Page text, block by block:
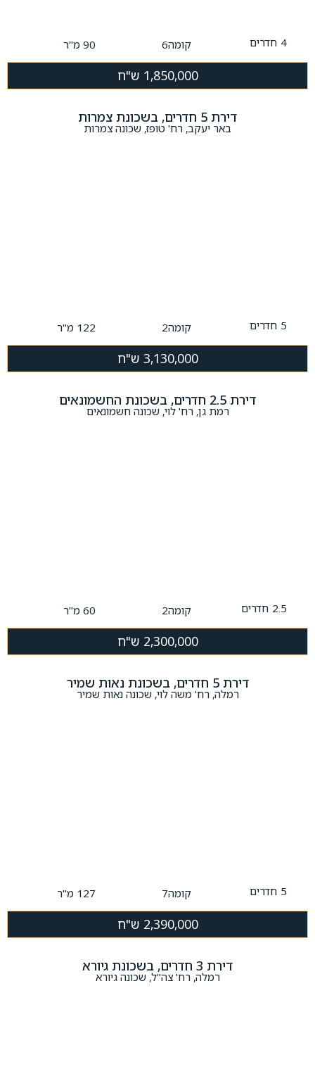
4 חדרים קומה6 90 מ"ר
1,850,000 ש"ח
דירת 5 חדרים, בשכונת צמרות
באר יעקב, רח' טופז, שכונה צמרות
5 חדרים קומה2 122 מ"ר
3,130,000 ש"ח
דירת 2.5 חדרים, בשכונת החשמונאים
רמת גן, רח' לוי, שכונה חשמונאים
2.5 חדרים קומה2 60 מ"ר
2,300,000 ש"ח
דירת 5 חדרים, בשכונת נאות שמיר
רמלה, רח' משה לוי, שכונה נאות שמיר
5 חדרים קומה7 127 מ"ר
2,390,000 ש"ח
דירת 3 חדרים, בשכונת גיורא
רמלה, רח' צה"ל, שכונה גיורא